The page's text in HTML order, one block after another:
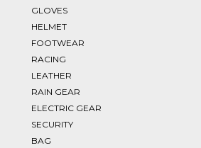
GLOVES
HELMET
FOOTWEAR
RACING
LEATHER
RAIN GEAR
ELECTRIC GEAR
SECURITY
BAG